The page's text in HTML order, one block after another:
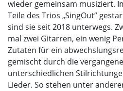
wieder gemeinsam musiziert.
Teile des Trios „SingOut”
sind sie seit 2018 unterwegs.
mal zwei Gitarren, ein wenig
Zutaten für ein
gemischt durch die
unterschiedlichen
Lieder. So stehen unter